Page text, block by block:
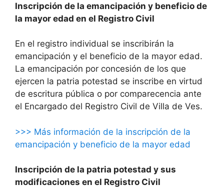
Inscripción de la emancipación y beneficio de
la mayor edad en el Registro Civil
En el registro individual se inscribirán la
emancipación y el beneficio de la mayor edad.
La emancipación por concesión de los que
ejercen la patria potestad se inscribe en virtud
de escritura pública o por comparecencia ante
el Encargado del Registro Civil de Villa de Ves.
>>> Más información de la inscripción de la
emancipación y beneficio de la mayor edad
Inscripción de la patria potestad y sus
modificaciones en el Registro Civil